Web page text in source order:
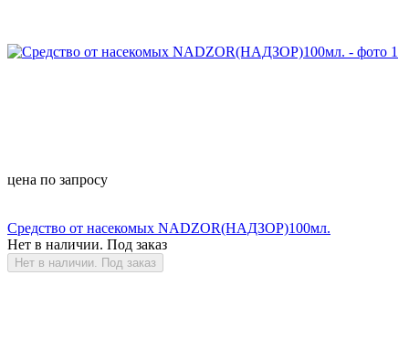
цена по запросу
Средство от насекомых NADZOR(НАДЗОР)100мл.
Нет в наличии. Под заказ
Нет в наличии. Под заказ